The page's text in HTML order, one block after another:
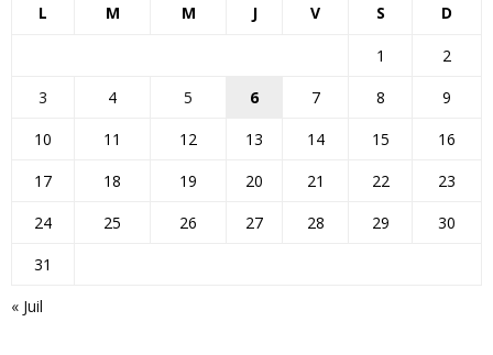
L M M J V S D
« Juil
1
2
3
4 5 6 7 8
9
10
11 12 13 14 15
16
17
18 19 20 21 22
23
24
25 26 27 28 29
30
31